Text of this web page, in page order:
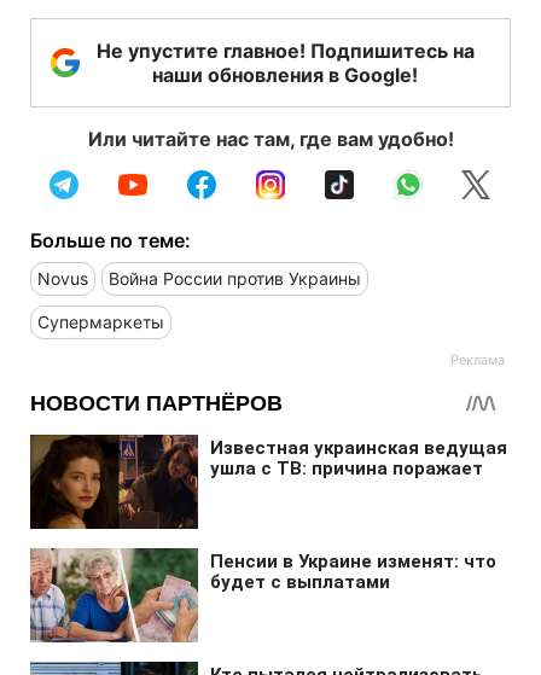
Не упустите главное! Подпишитесь на
наши обновления в Google!
Или читайте нас там, где вам удобно!
Больше по теме:
Novus Война России против Украины
Супермаркеты